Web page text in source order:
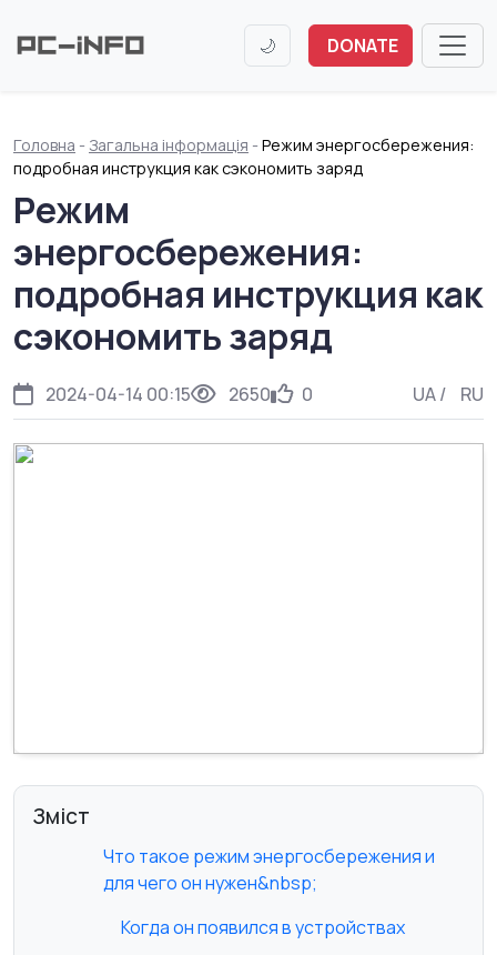
🌙 DONATE
Головна - Загальна інформація -Режим энергосбережения:
подробная инструкция как сэкономить заряд
Режим
энергосбережения:
подробная инструкция как
сэкономить заряд
2024-04-14 00:15 2650 0 UA/ RU
Зміст
Что такое режим энергосбережения и
для чего он нужен&nbsp;
Когда он появился в устройствах